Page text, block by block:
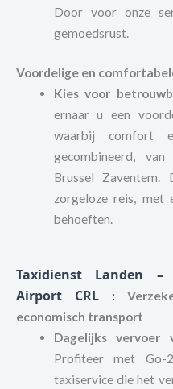
Door voor onze
gemoedsrust.
Voordelige en
Kies voor
ernaar u een
waarbij comfort
gecombineerd,
Brussel
zorgeloze reis, met
behoeften.
Taxidienst Landen –
Airport CRL
:
economisch transport
Dagelijks vervoer
Profiteer met Go-
taxiservice die het